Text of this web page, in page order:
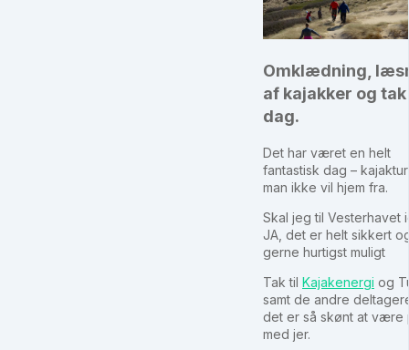
Omklædning,
af kajakker og
dag.
Det har været en helt
fantastisk dag –
man ikke vil hjem fra.
Skal jeg til Vesterhavet
JA, det er helt sikkert
gerne hurtigst muligt
Tak til Kajakenergi og
samt de andre
det er så skønt at være
med jer.